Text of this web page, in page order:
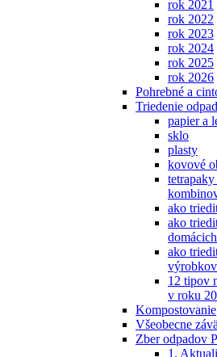
rok 2021
rok 2022
rok 2023
rok 2024
rok 2025
rok 2026
Pohrebné a
Triedenie
papier a
sklo
plasty
kovové
ako
ako
ako
výrobkov
12 tipov
v roku
Kompostovanie
Všeobecne
Zber odpadov
1.